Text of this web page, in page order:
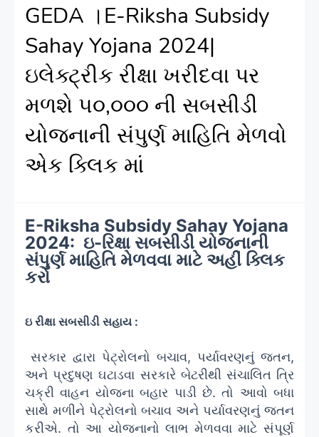
GEDA ।E-Riksha Subsidy
Sahay Yojana 2024|
ઇલેક્ટ્રીક રીક્ષા ખરીદવા પર
મળશે ૫૦,૦૦૦ ની સબસીડી
યોજનાની સંપુર્ણ માહિતિ મેળવો
એક ક્લિક માં
E-Riksha Subsidy Sahay Yojana
2024: ઇ-રિક્ષા સબસીડી યોજનાની
સંપુર્ણ માહિતિ મેળવવા માટે અહીં ક્લિક
કરો
ઇ રીક્ષા સબસીડી સહાય :
સરકાર દ્વારા પેટ્રોલનો બચાવ, પર્યાવરણનું જતન,
અને પ્રદુષણ ઘટાડવા સરકારે બેટરીથી સંચાલિત ત્રિ
ચક્રી વાહન યોજના બહાર પાડી છે. તો આવો બધા
સાથે મળીને પેટ્રોલનો બચાવ અને પર્યાવરણનું જતન
કરીએ. તો આ યોજનાનો લાભ મેળવવા માટે સંપૂર્ણ